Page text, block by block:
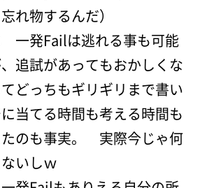
れ物するんだ）
一発Failは逃れる事も可能
追試があってもおかしくな
どっちもギリギリまで書い
当てる時間も考える時間も
たのも事実。 実際今じゃ何
いしｗ